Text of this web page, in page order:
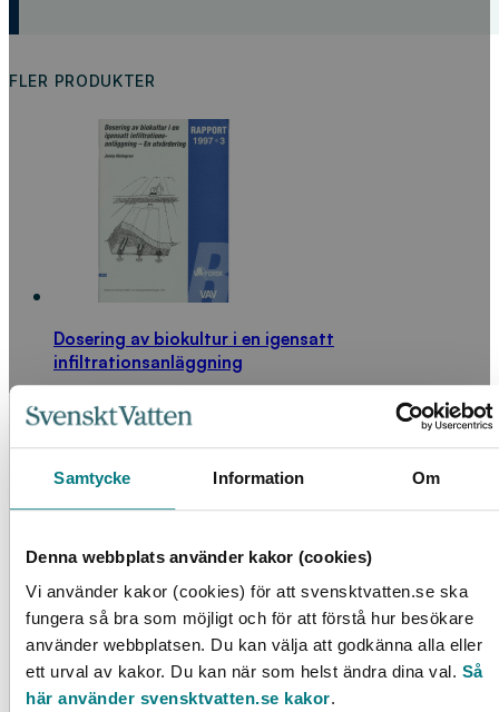
Samtycke Information Om
Denna webbplats använder kakor (cookies)
Vi använder kakor (cookies) för att svensktvatten.se ska
fungera så bra som möjligt och för att förstå hur besökare
använder webbplatsen. Du kan välja att godkänna alla eller
ett urval av kakor. Du kan när som helst ändra dina val. Så
här använder svensktvatten.se kakor.
FLER PRODUKTER
Dosering av biokultur i en igensatt
infiltrationsanläggning
LÄS MER
Biogasanläggning i Sverige